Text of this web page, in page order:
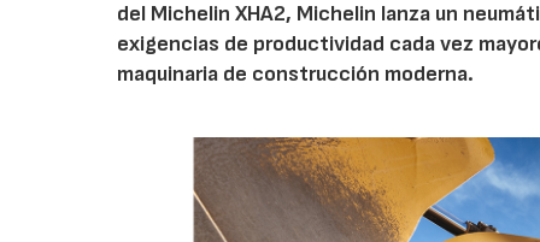
del Michelin XHA2, Michelin lanza un
exigencias de productividad cada vez
maquinaria de construcción moderna.